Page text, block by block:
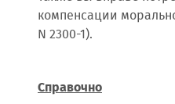
компенсации
N 2300-1).
Справочно